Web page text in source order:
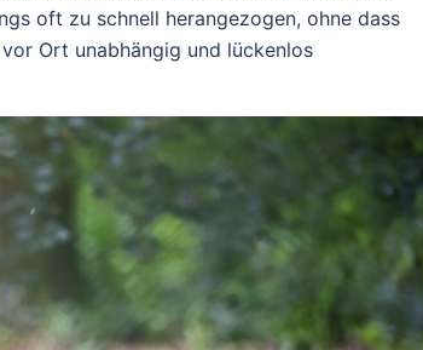
oft zu schnell herangezogen, ohne dass
Ort unabhängig und lückenlos